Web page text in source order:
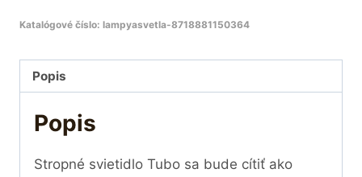
Katalógové číslo: lampyasvetla-8718881150364
Popis
Popis
Stropné svietidlo Tubo sa bude cítiť ako